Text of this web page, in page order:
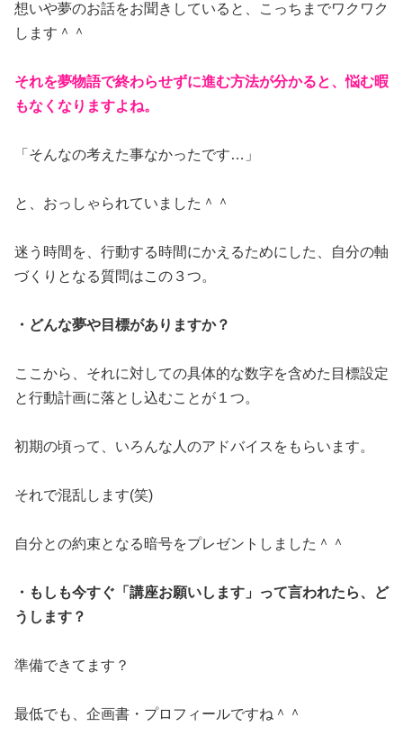
想いや夢のお話をお聞きしていると、こっちまでワクワク
します＾＾
それを夢物語で終わらせずに進む方法が分かると、悩む暇
もなくなりますよね。
「そんなの考えた事なかったです…」
と、おっしゃられていました＾＾
迷う時間を、行動する時間にかえるためにした、自分の軸
づくりとなる質問はこの３つ。
・どんな夢や目標がありますか？
ここから、それに対しての具体的な数字を含めた目標設定
と行動計画に落とし込むことが１つ。
初期の頃って、いろんな人のアドバイスをもらいます。
それで混乱します(笑)
自分との約束となる暗号をプレゼントしました＾＾
・もしも今すぐ「講座お願いします」って言われたら、ど
うします？
準備できてます？
最低でも、企画書・プロフィールですね＾＾